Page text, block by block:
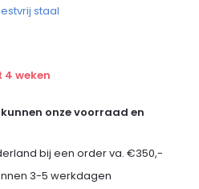
staal
weken
onze voorraad en
bij een order va. €350,-
3-5 werkdagen